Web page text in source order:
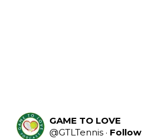
GAME TO LOVE
@GTLTennis · Follow